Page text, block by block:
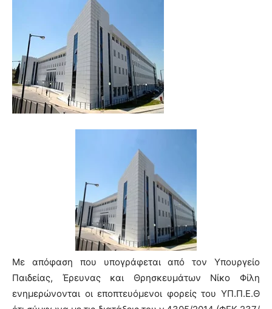
Με απόφαση που υπογράφεται από τον Υπουργείο
Παιδείας, Έρευνας και Θρησκευμάτων Νίκο Φίλη
ενημερώνονται οι εποπτευόμενοι φορείς του ΥΠ.Π.Ε.Θ